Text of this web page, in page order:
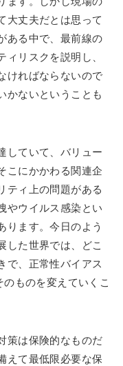
大丈夫だとは思って
ある中で、最前線の
リスクを説明し、
ければならないので
かないということも
していて、バリュー
こにかかわる関連企
ティ上の問題がある
やウイルス感染とい
ります。今日のよう
した世界では、どこ
で、正常性バイアス
ものを変えていくこ
は保険的なものだ
えて最低限必要な保